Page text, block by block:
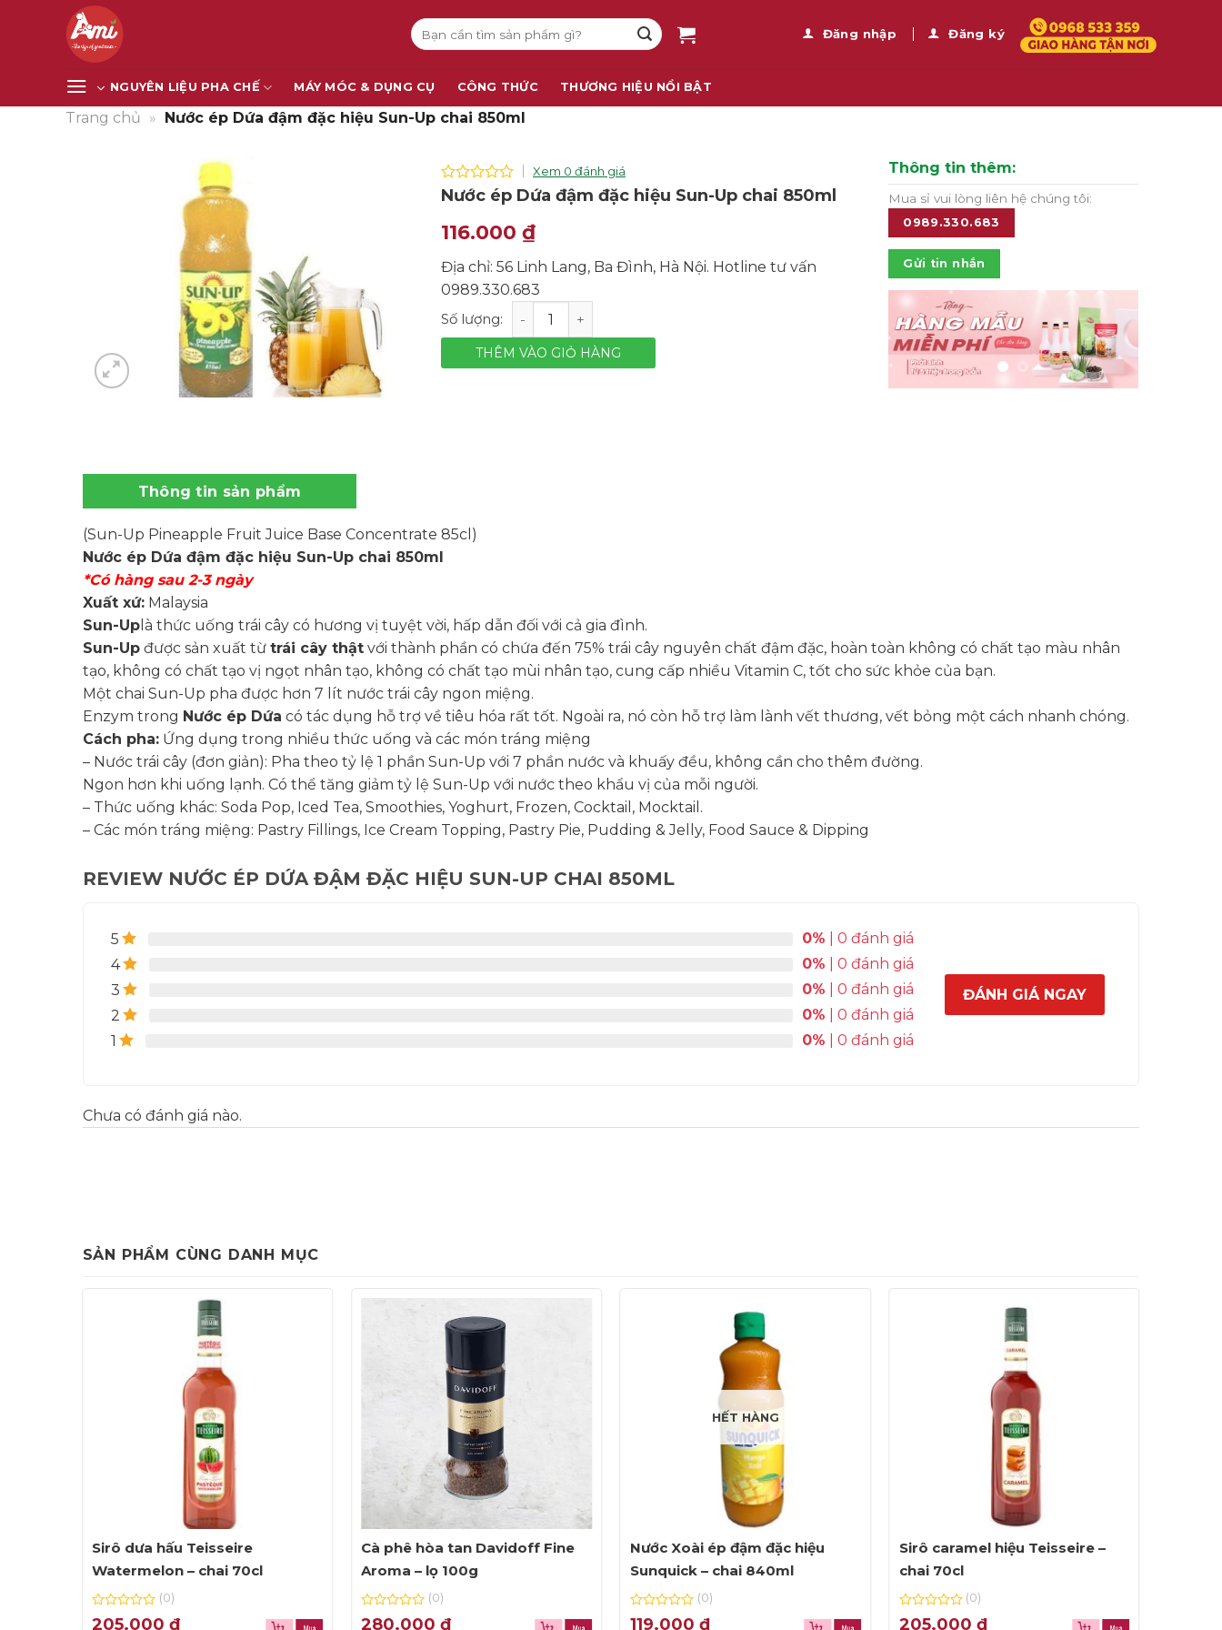
Tìm
kiếm:
Đăng nhập Đăng ký
NGUYÊN LIỆU PHA CHẾ MÁY MÓC & DỤNG CỤ CÔNG THỨC THƯƠNG HIỆU NỔI BẬT
Trang chủ » Nước ép Dứa đậm đặc hiệu Sun-Up chai 850ml
0
5
Xem 0 đánh giá
Nước ép Dứa đậm đặc hiệu Sun-Up chai 850ml
116.000₫
Địa chỉ: 56 Linh Lang, Ba Đình, Hà Nội. Hotline tư vấn
0989.330.683
Nước ép Dứa đậm đặc hiệu Sun-Up chai 850ml số lượng
THÊM VÀO GIỎ HÀNG
Thông tin thêm:
Mua sỉ vui lòng liên hệ chúng tôi:
0989.330.683
Gửi tin nhắn
Thông tin sản phẩm
(Sun-Up Pineapple Fruit Juice Base Concentrate 85cl)
Nước ép Dứa đậm đặc hiệu Sun-Up chai 850ml
*Có hàng sau 2-3 ngày
Xuất xứ:Malaysia
Sun-Uplà thức uống trái cây có hương vị tuyệt vời, hấp dẫn đối với cả gia đình.
Sun-Upđược sản xuất từ trái cây thậtvới thành phần có chứa đến 75% trái cây nguyên chất đậm đặc, hoàn toàn không có chất tạo màu nhân
tạo, không có chất tạo vị ngọt nhân tạo, không có chất tạo mùi nhân tạo, cung cấp nhiều Vitamin C, tốt cho sức khỏe của bạn.
Một chai Sun-Up pha được hơn 7 lít nước trái cây ngon miệng.
Enzym trong Nước ép Dứa có tác dụng hỗ trợ về tiêu hóa rất tốt. Ngoài ra, nó còn hỗ trợ làm lành vết thương, vết bỏng một cách nhanh chóng.
Cách pha:Ứng dụng trong nhiều thức uống và các món tráng miệng
– Nước trái cây (đơn giản): Pha theo tỷ lệ 1 phần Sun-Up với 7 phần nước và khuấy đều, không cần cho thêm đường.
Ngon hơn khi uống lạnh. Có thể tăng giảm tỷ lệ Sun-Up với nước theo khẩu vị của mỗi người.
– Thức uống khác: Soda Pop, Iced Tea, Smoothies, Yoghurt, Frozen, Cocktail, Mocktail.
– Các món tráng miệng: Pastry Fillings, Ice Cream Topping, Pastry Pie, Pudding & Jelly, Food Sauce & Dipping
REVIEW NƯỚC ÉP DỨA ĐẬM ĐẶC HIỆU SUN-UP CHAI 850ML
5 0% | 0 đánh giá
4
0% | 0 đánh giá
3
0% | 0 đánh giá
2
0% | 0 đánh giá
1
0% | 0 đánh giá
ĐÁNH GIÁ NGAY
Chưa có đánh giá nào.
SẢN PHẨM CÙNG DANH MỤC
Sirô dưa hấu Teisseire
Watermelon – chai 70cl
0
(0)
205.000₫
Cà phê hòa tan Davidoff Fine
Aroma – lọ 100g
0
(0)
280.000₫
HẾT HÀNG
Nước Xoài ép đậm đặc hiệu
Sunquick – chai 840ml
0
(0)
119.000 ₫
Sirô caramel hiệu Teisseire –
chai 70cl
0
(0)
205.000 ₫